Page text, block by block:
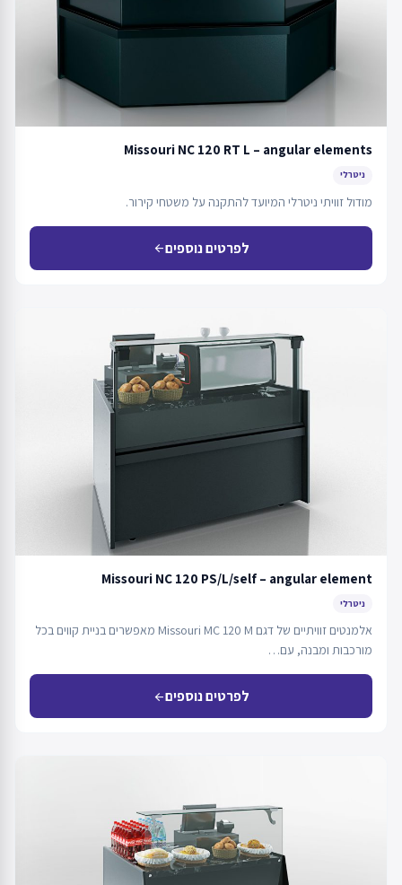
Missouri NC 120 RT L – angular elements
ניטרלי
מודול זוויתי ניטרלי המיועד להתקנה על משטחי קירור.
לפרטים נוספיםarrow_back
Missouri NC 120 PS/L/self – angular element
ניטרלי
אלמנטים זוויתיים של דגם Missouri MC 120 M מאפשרים בניית קווים בכל
מורכבות ומבנה, עם…
לפרטים נוספיםarrow_back